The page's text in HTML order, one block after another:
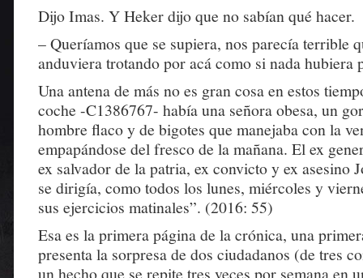
Dijo Imas. Y Heker dijo que no sabían qué hacer.
– Queríamos que se supiera, nos parecía terrible
anduviera trotando por acá como si nada hubiera
Una antena de más no es gran cosa en estos
coche -C1386767- había una señora obesa, un
hombre flaco y de bigotes que manejaba con la
empapándose del fresco de la mañana. El ex
ex salvador de la patria, ex convicto y ex asesino
se dirigía, como todos los lunes, miércoles y
sus ejercicios matinales”. (2016: 55)
Esa es la primera página de la crónica, una
presenta la sorpresa de dos ciudadanos (de tres
un hecho que se repite tres veces por semana en